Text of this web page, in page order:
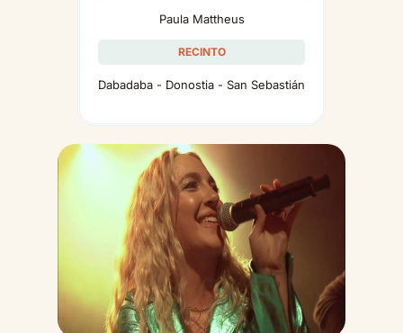
Paula Mattheus
RECINTO
Dabadaba - Donostia - San Sebastián